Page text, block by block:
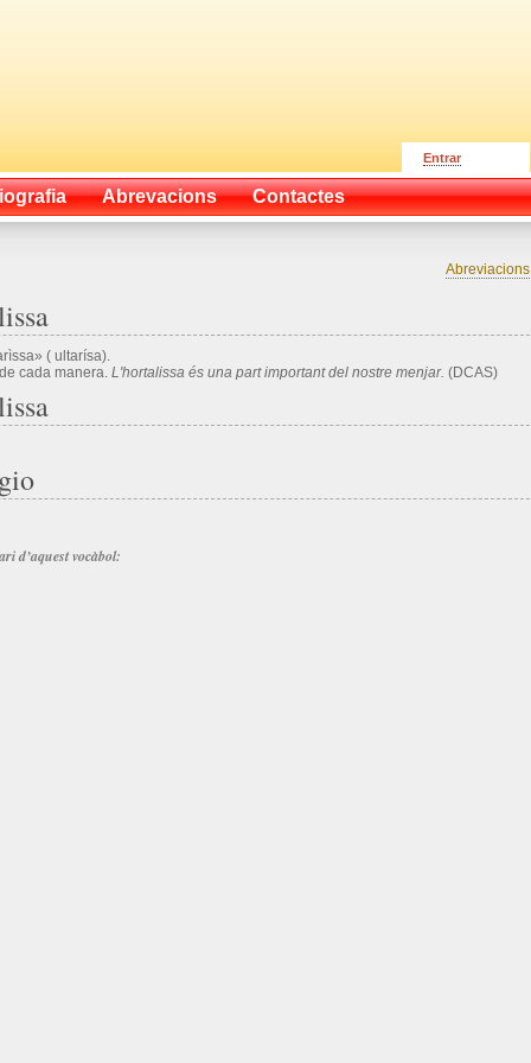
Entrar
Abrevacions Contactes
Abreviacions
( ultarísa).
cada manera. L'hortalissa és una part important del nostre menjar. (DCAS)
d’aquest vocàbol: